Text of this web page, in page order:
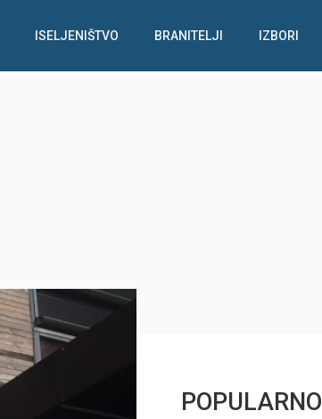
ISELJENIŠTVO BRANITELJI IZBORI
POPULARNO